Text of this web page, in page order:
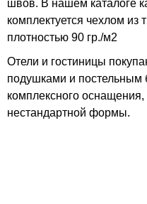
швов. В нашем каталоге
комплектуется чехлом из
плотностью 90 гр./м2
Отели и гостиницы
подушками и
комплексного
нестандартной формы.